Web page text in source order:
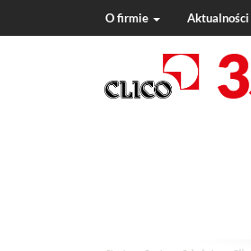
O firmie Aktualności